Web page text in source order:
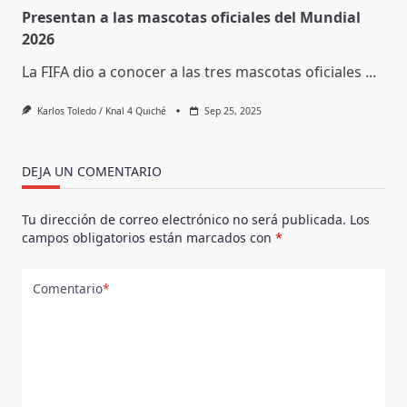
Presentan a las mascotas oficiales del Mundial
2026
La FIFA dio a conocer a las tres mascotas oficiales ...
Karlos Toledo / Knal 4 Quiché Sep 25, 2025
DEJA UN COMENTARIO
Tu dirección de correo electrónico no será publicada. Los
campos obligatorios están marcados con *
Comentario*